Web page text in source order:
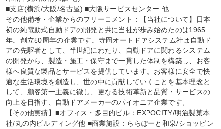
■支店(横浜/大阪/名古屋) ■大阪サービスセンター 他
その他備考・企業からのフリーコメント：【当社について】日本
初の純電動式自動ドアの開発と共に当社が歩み始めたのは1965
年。創立50周年の企業です。寺岡オートドアシステム社は自動ド
アの先駆者として、半世紀にわたり、自動ドアに関わるシステム
の開発から、製造・施工・保守まで一貫した体制を構築し、お客
様へ良質な製品とサービスを提供しています。お客様に安全で快
適な生活環境を創造し、世の中に貢献していくことを基本理念と
して、顧客第一主義に徹し、更なる技術革新と品質・サービスの
向上を目指す、自動ドアメーカーのパイオニア企業です。
【その他実績】■オフィス・多目的ビル：EXPOCITY/明治製菓本
社/丸の内ビルディング他 ■商業施設：ららぽーと和泉/ショッピン